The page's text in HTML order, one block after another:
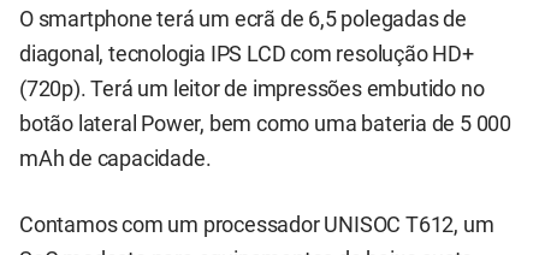
O smartphone terá um ecrã de 6,5 polegadas de
diagonal, tecnologia IPS LCD com resolução HD+
(720p). Terá um leitor de impressões embutido no
botão lateral Power, bem como uma bateria de 5 000
mAh de capacidade.
Contamos com um processador UNISOC T612, um